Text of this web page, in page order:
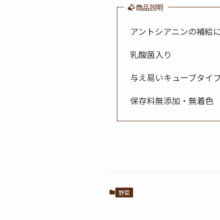
商品説明
アントシアニンの補給
乳酸菌入り
与え易いキューブタイ
保存料無添加・無着色
野菜